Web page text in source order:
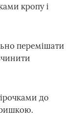
кропу і
перемішати
до